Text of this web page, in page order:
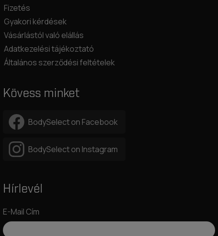
Fizetés
Gyakori kérdések
Vásárlástól való elállás
Adatkezelési tájékoztató
Általános szerződési feltételek
Kövess minket
BodySelect on Facebook
BodySelect on Instagram
Hírlevél
E-Mail Cím